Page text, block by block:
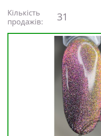
Кількість
продажів:
31